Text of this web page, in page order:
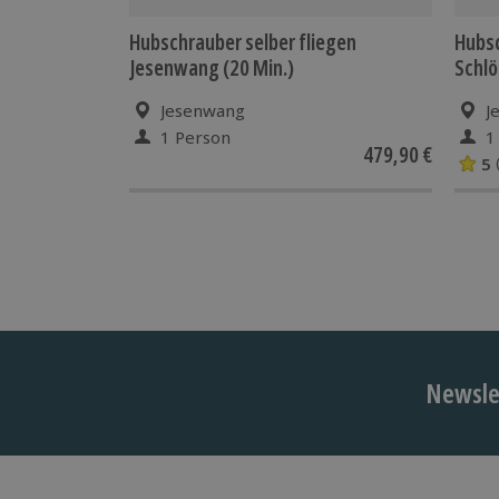
Hubschrauber selber fliegen
Jesenwang (20 Min.)
Jesenwang
1 Person
479,90 €
5